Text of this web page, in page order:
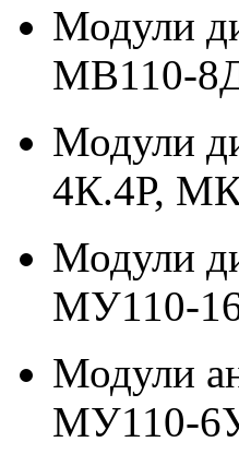
Модули
МВ110-
Модули
4К.4Р,
Модули
МУ110-
Модули
МУ110-